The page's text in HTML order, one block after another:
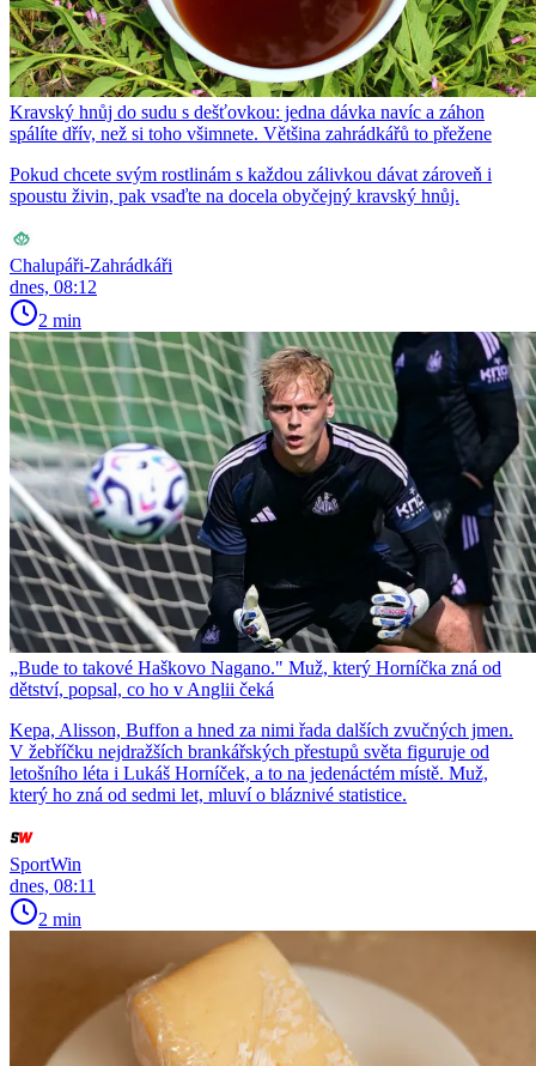
Kravský hnůj do sudu s dešťovkou: jedna dávka navíc a záhon
spálíte dřív, než si toho všimnete. Většina zahrádkářů to přežene
Pokud chcete svým rostlinám s každou zálivkou dávat zároveň i
spoustu živin, pak vsaďte na docela obyčejný kravský hnůj.
Chalupáři-Zahrádkáři
dnes, 08:12
2 min
„Bude to takové Haškovo Nagano." Muž, který Horníčka zná od
dětství, popsal, co ho v Anglii čeká
Kepa, Alisson, Buffon a hned za nimi řada dalších zvučných jmen.
V žebříčku nejdražších brankářských přestupů světa figuruje od
letošního léta i Lukáš Horníček, a to na jedenáctém místě. Muž,
který ho zná od sedmi let, mluví o bláznivé statistice.
SportWin
dnes, 08:11
2 min